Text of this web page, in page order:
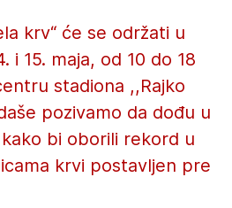
krv“ će se održati u
i 15. maja, od 10 do 18
stadiona ,,Rajko
pozivamo da dođu u
bi oborili rekord u
krvi postavljen pre